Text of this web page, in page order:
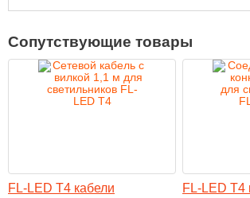
Сопутствующие товары
FL-LED T4 кабели FL-LED T4